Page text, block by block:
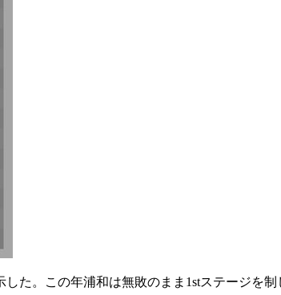
た。この年浦和は無敗のまま1stステージを